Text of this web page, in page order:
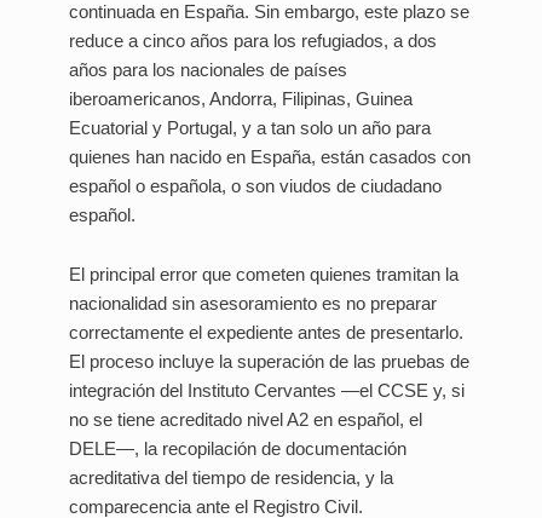
continuada en España. Sin embargo, este plazo se
reduce a cinco años para los refugiados, a dos
años para los nacionales de países
iberoamericanos, Andorra, Filipinas, Guinea
Ecuatorial y Portugal, y a tan solo un año para
quienes han nacido en España, están casados con
español o española, o son viudos de ciudadano
español.
El principal error que cometen quienes tramitan la
nacionalidad sin asesoramiento es no preparar
correctamente el expediente antes de presentarlo.
El proceso incluye la superación de las pruebas de
integración del Instituto Cervantes —el CCSE y, si
no se tiene acreditado nivel A2 en español, el
DELE—, la recopilación de documentación
acreditativa del tiempo de residencia, y la
comparecencia ante el Registro Civil.